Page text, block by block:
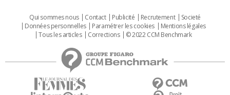
Qui sommes nous Contact Publicité Recrutement
Societé
Données personnelles
Paramétrer les cookies
Mentions légales
Tous les articles
Corrections © 2022 CCM Benchmark